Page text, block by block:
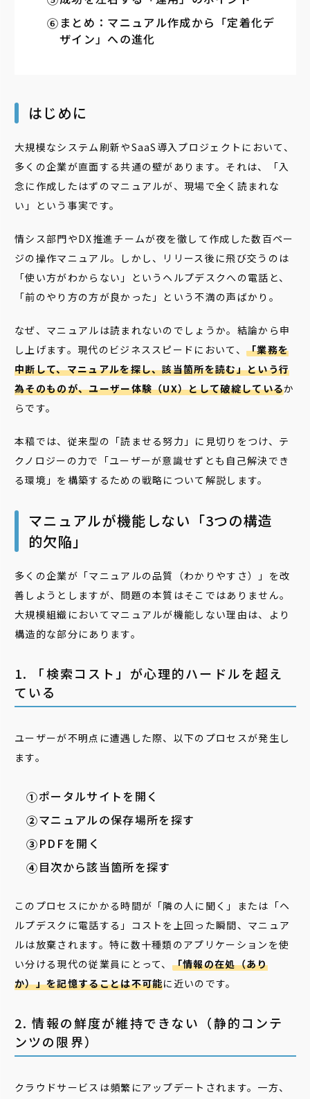
まとめ：マニュアル作成から「定着化デ
ザイン」への進化
はじめに
大規模なシステム刷新やSaaS導入プロジェクトにおいて、
多くの企業が直面する共通の壁があります。それは、「入
念に作成したはずのマニュアルが、現場で全く読まれな
い」という事実です。
情シス部門やDX推進チームが夜を徹して作成した数百ペー
ジの操作マニュアル。しかし、リリース後に飛び交うのは
「使い方がわからない」というヘルプデスクへの電話と、
「前のやり方の方が良かった」という不満の声ばかり。
なぜ、マニュアルは読まれないのでしょうか。結論から申
し上げます。現代のビジネススピードにおいて、「業務を
中断して、マニュアルを探し、該当箇所を読む」という行
為そのものが、ユーザー体験（UX）として破綻しているか
らです。
本稿では、従来型の「読ませる努力」に見切りをつけ、テ
クノロジーの力で「ユーザーが意識せずとも自己解決でき
る環境」を構築するための戦略について解説します。
マニュアルが機能しない「3つの構造
的欠陥」
多くの企業が「マニュアルの品質（わかりやすさ）」を改
善しようとしますが、問題の本質はそこではありません。
大規模組織においてマニュアルが機能しない理由は、より
構造的な部分にあります。
1. 「検索コスト」が心理的ハードルを超え
ている
ユーザーが不明点に遭遇した際、以下のプロセスが発生し
ます。
ポータルサイトを開く
マニュアルの保存場所を探す
PDFを開く
目次から該当箇所を探す
このプロセスにかかる時間が「隣の人に聞く」または「ヘ
ルプデスクに電話する」コストを上回った瞬間、マニュア
ルは放棄されます。特に数十種類のアプリケーションを使
い分ける現代の従業員にとって、 「情報の在処（あり
か）」を記憶することは不可能に近いのです。
2. 情報の鮮度が維持できない（静的コンテ
ンツの限界）
クラウドサービスは頻繁にアップデートされます。一方、